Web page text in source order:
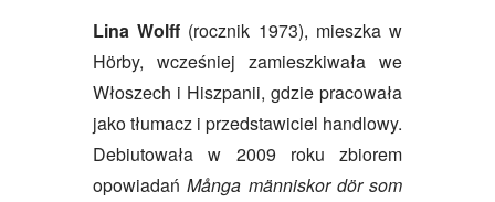
Lina Wolff (rocznik 1973), mieszka w
Hörby, wcześniej zamieszkiwała we
Włoszech i Hiszpanii, gdzie pracowała
jako tłumacz i przedstawiciel handlowy.
Debiutowała w 2009 roku zbiorem
opowiadańMånga människor dör som